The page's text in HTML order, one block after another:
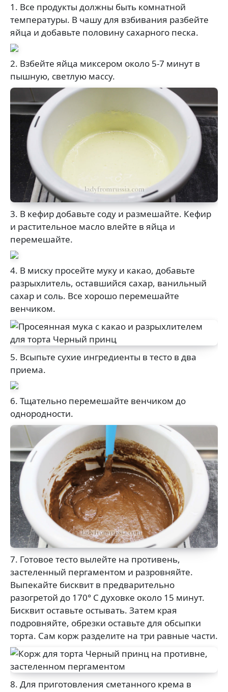
1. Все продукты должны быть комнатной
температуры. В чашу для взбивания разбейте
яйца и добавьте половину сахарного песка.
2. Взбейте яйца миксером около 5-7 минут в
пышную, светлую массу.
3. В кефир добавьте соду и размешайте. Кефир
и растительное масло влейте в яйца и
перемешайте.
4. В миску просейте муку и какао, добавьте
разрыхлитель, оставшийся сахар, ванильный
сахар и соль. Все хорошо перемешайте
венчиком.
5. Всыпьте сухие ингредиенты в тесто в два
приема.
6. Тщательно перемешайте венчиком до
однородности.
7. Готовое тесто вылейте на противень,
застеленный пергаментом и разровняйте.
Выпекайте бисквит в предварительно
разогретой до 170° С духовке около 15 минут.
Бисквит оставьте остывать. Затем края
подровняйте, обрезки оставьте для обсыпки
торта. Сам корж разделите на три равные части.
8. Для приготовления сметанного крема в